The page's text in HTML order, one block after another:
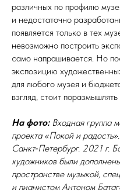
различных по профилю
и недостаточно
появляется только в тех
невозможно построить
само напрашивается. Но
экспозицию
для любого музея и
взгляд, стоит
На фото: Входная группа
проекта «Покой и
Санкт‑Петербург. 2021 г.
художников были
пространстве музыкой,
и пианистом Антоном